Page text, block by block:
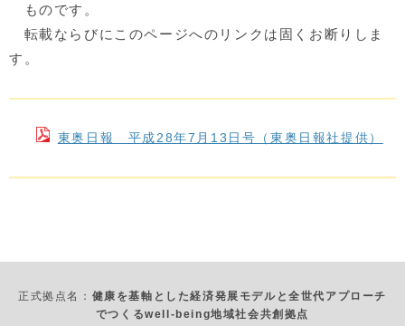
ものです。
転載ならびにこのページへのリンクは固くお断りしま
す。
東奥日報 平成28年7月13日号（東奥日報社提供）
正式拠点名： 健康を基軸とした経済発展モデルと全世代アプローチ
でつくるwell-being地域社会共創拠点